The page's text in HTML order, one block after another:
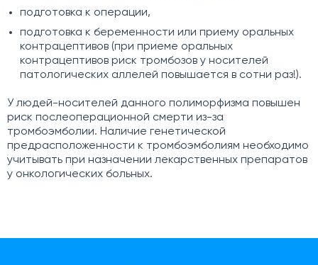
подготовка к операции,
подготовка к беременности или приему оральных
контрацептивов (при приеме оральных
контрацептивов риск тромбозов у носителей
патологических аллелей повышается в сотни раз!).
У людей-носителей данного полиморфизма повышен
риск послеоперационной смерти из-за
тромбоэмболии. Наличие генетической
предрасположенности к тромбоэмболиям необходимо
учитывать при назначении лекарственных препаратов
у онкологических больных.